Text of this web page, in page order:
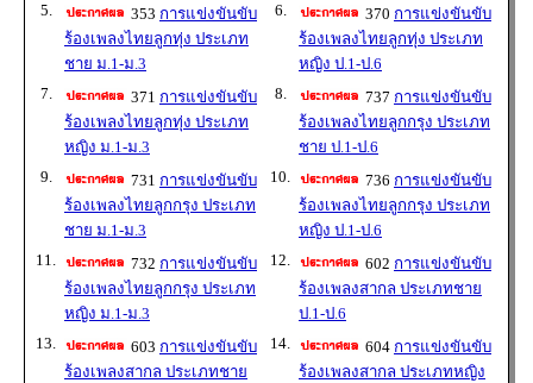
5.
353 การแข่งขันขับ
ร้องเพลงไทยลูกทุ่ง ประเภท
ชาย ม.1-ม.3
6. 370 การแข่งขันขับ
ร้องเพลงไทยลูกทุ่ง ประเภท
หญิง ป.1-ป.6
7.
371 การแข่งขันขับ
ร้องเพลงไทยลูกทุ่ง ประเภท
หญิง ม.1-ม.3
8. 737 การแข่งขันขับ
ร้องเพลงไทยลูกกรุง ประเภท
ชาย ป.1-ป.6
9.
731 การแข่งขันขับ
ร้องเพลงไทยลูกกรุง ประเภท
ชาย ม.1-ม.3
10. 736 การแข่งขันขับ
ร้องเพลงไทยลูกกรุง ประเภท
หญิง ป.1-ป.6
11.
732 การแข่งขันขับ
ร้องเพลงไทยลูกกรุง ประเภท
หญิง ม.1-ม.3
12. 602 การแข่งขันขับ
ร้องเพลงสากล ประเภทชาย
ป.1-ป.6
13.
603 การแข่งขันขับ
ร้องเพลงสากล ประเภทชาย
14. 604 การแข่งขันขับ
ร้องเพลงสากล ประเภทหญิง